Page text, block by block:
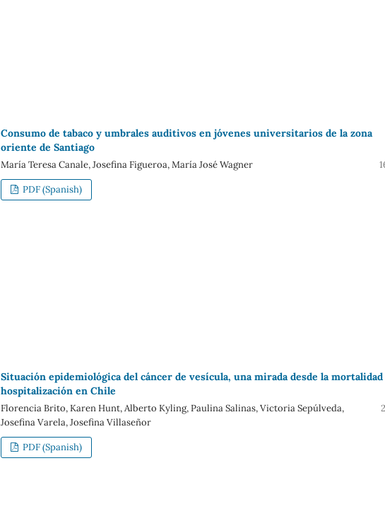
Consumo de tabaco y umbrales auditivos en jóvenes universitarios de la zona
oriente de Santiago
María Teresa Canale, Josefina Figueroa, María José Wagner
PDF (Spanish)
Situación epidemiológica del cáncer de vesícula, una mirada desde la mortalidad
hospitalización en Chile
Florencia Brito, Karen Hunt, Alberto Kyling, Paulina Salinas, Victoria Sepúlveda,
Josefina Varela, Josefina Villaseñor
PDF (Spanish)